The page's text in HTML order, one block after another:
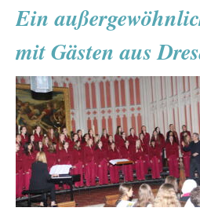
ein
Medienprojekt
der
10.
Klassen
Ein
mit Gästen aus